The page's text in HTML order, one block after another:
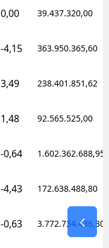
0,00 39.437.320,00
-4,15 363.950.365,60
3,49 238.401.851,62
1,48 92.565.525,00
-0,64 1.602.362.688,95
-4,43 172.638.488,80
-0,63 3.772.734.436,30